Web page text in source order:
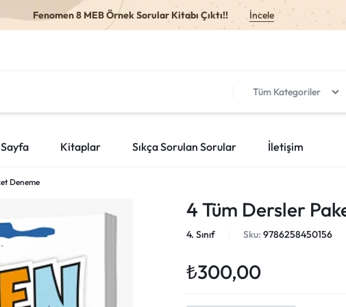
Fenomen 8 MEB Örnek Sorular Kitabı Çıktı!! İncele
Tüm Kategoriler
Kitaplar Sıkça Sorulan Sorular İletişim
Deneme
4 Tüm Dersler
4. Sınıf Sku:9786258450156
₺300,00